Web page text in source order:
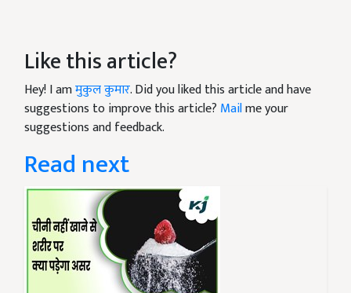
Like this article?
Hey! I amमुकुल कुमार. Did you liked this article and have
suggestions to improve this article? Mailme your
suggestions and feedback.
Read next